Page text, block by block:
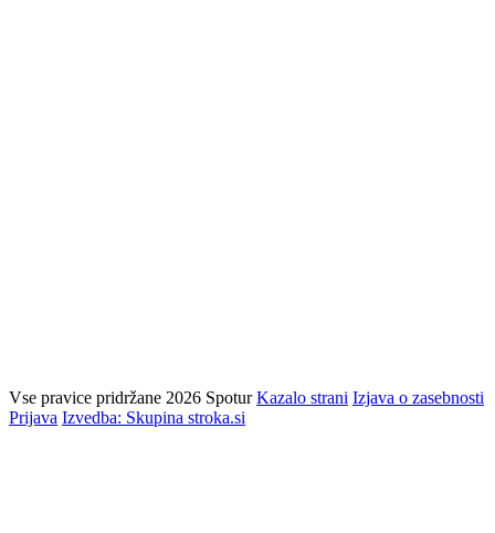
Vse pravice pridržane 2026 Spotur Kazalo strani Izjava o zasebnosti
Prijava Izvedba: Skupina stroka.si